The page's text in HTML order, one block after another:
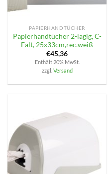
PAPIERHANDTÜCHER
Papierhandtücher 2-lagig, C-
Falt, 25x33cm,rec.weiß
€45,36
Enthält 20% MwSt.
zzgl. Versand